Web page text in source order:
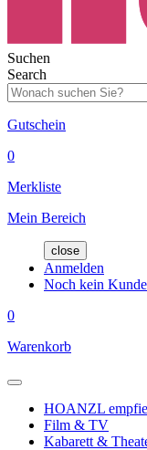
Suchen
Search
Gutschein
0
Merkliste
Mein Bereich
close
Anmelden
Noch kein
0
Warenkorb
HOANZL
Film & TV
Kabarett &